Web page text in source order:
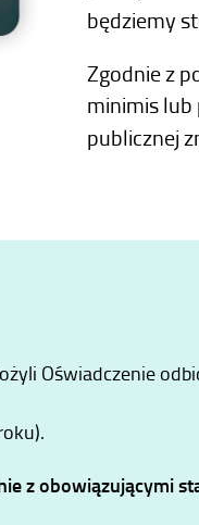
będziemy
Zgodnie z
minimis
publicznej
Oświadczenie
z obowiązującymi